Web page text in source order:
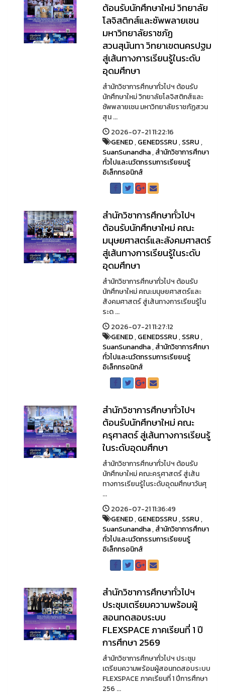
ต้อนรับนักศึกษาใหม่ วิทยาลัย
โลจิสติกส์และซัพพลายเชน
มหาวิทยาลัยราชภัฏ
สวนสุนันทา วิทยาเขตนครปฐม
สู่เส้นทางการเรียนรู้ในระดับ
อุดมศึกษา
สำนักวิชาการศึกษาทั่วไปฯ ต้อนรับ
นักศึกษาใหม่ วิทยาลัยโลจิสติกส์และ
ซัพพลายเชน มหาวิทยาลัยราชภัฏสวน
สุน ...
2026-07-21 11:22:16
GENED,GENEDSSRU,SSRU,
SuanSunandha,สำนักวิชาการศึกษา
ทั่วไปและนวัตกรรมการเรียยนรู้
อิเล็กทรอนิกส์
สำนักวิชาการศึกษาทั่วไปฯ
ต้อนรับนักศึกษาใหม่ คณะ
มนุษยศาสตร์และสังคมศาสตร์
สู่เส้นทางการเรียนรู้ในระดับ
อุดมศึกษา
สำนักวิชาการศึกษาทั่วไปฯ ต้อนรับ
นักศึกษาใหม่ คณะมนุษยศาสตร์และ
สังคมศาสตร์ สู่เส้นทางการเรียนรู้ใน
ระด ...
2026-07-21 11:27:12
GENED,GENEDSSRU,SSRU,
SuanSunandha,สำนักวิชาการศึกษา
ทั่วไปและนวัตกรรมการเรียยนรู้
อิเล็กทรอนิกส์
สำนักวิชาการศึกษาทั่วไปฯ
ต้อนรับนักศึกษาใหม่ คณะ
ครุศาสตร์ สู่เส้นทางการเรียนรู้
ในระดับอุดมศึกษา
สำนักวิชาการศึกษาทั่วไปฯ ต้อนรับ
นักศึกษาใหม่ คณะครุศาสตร์ สู่เส้น
ทางการเรียนรู้ในระดับอุดมศึกษาวันศุ
...
2026-07-21 11:36:49
GENED,GENEDSSRU,SSRU,
SuanSunandha,สำนักวิชาการศึกษา
ทั่วไปและนวัตกรรมการเรียยนรู้
อิเล็กทรอนิกส์
สำนักวิชาการศึกษาทั่วไปฯ
ประชุมเตรียมความพร้อมผู้
สอนทดสอบระบบ
FLEXSPACE ภาคเรียนที่ 1 ปี
การศึกษา 2569
สำนักวิชาการศึกษาทั่วไปฯ ประชุม
เตรียมความพร้อมผู้สอนทดสอบระบบ
FLEXSPACE ภาคเรียนที่ 1 ปีการศึกษา
256 ...